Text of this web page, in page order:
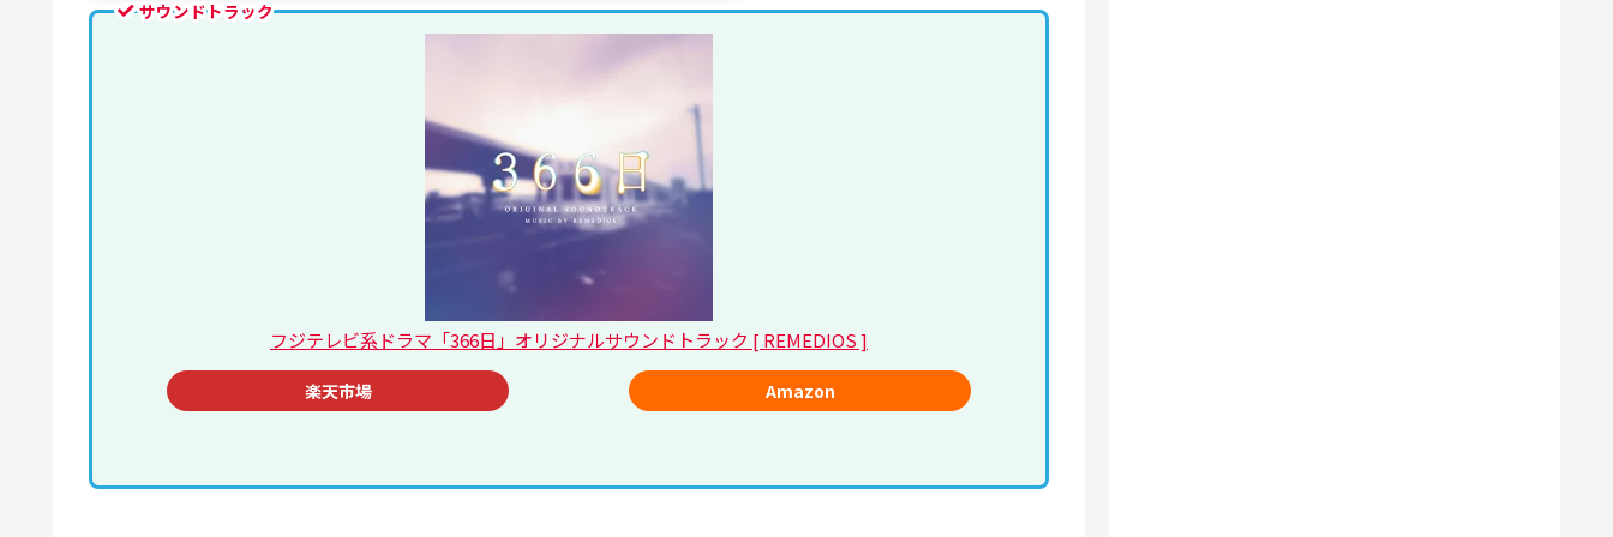
サウンドトラック
フジテレビ系ドラマ「366日」オリジナルサウンドトラック [ REMEDIOS ]
楽天市場 Amazon